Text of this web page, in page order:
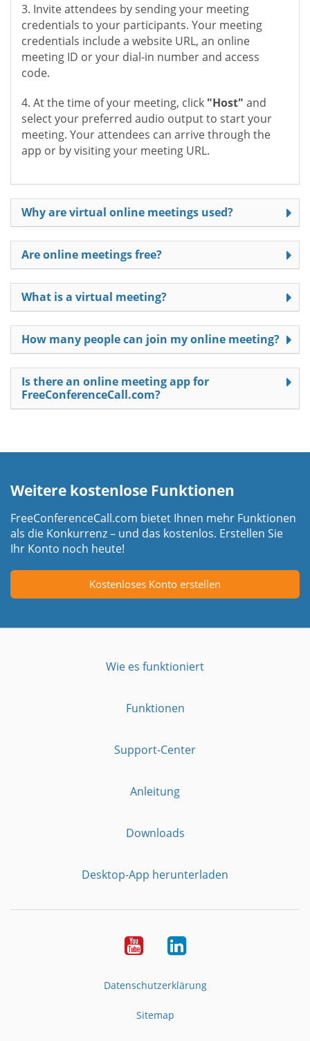
3. Invite attendees by sending your meeting
credentials to your participants. Your meeting
credentials include a website URL, an online
meeting ID or your dial-in number and access
code.
4. At the time of your meeting, click "Host" and
select your preferred audio output to start your
meeting. Your attendees can arrive through the
app or by visiting your meeting URL.
Why are virtual online meetings used?
Are online meetings free?
What is a virtual meeting?
How many people can join my online meeting?
Is there an online meeting app for
FreeConferenceCall.com?
Weitere kostenlose Funktionen
FreeConferenceCall.com bietet Ihnen mehr Funktionen
als die Konkurrenz – und das kostenlos. Erstellen Sie
Ihr Konto noch heute!
Kostenloses Konto erstellen
Wie es funktioniert
Funktionen
Support-Center
Anleitung
Downloads
Desktop-App herunterladen
YouTubeLinkedIn
Datenschutzerklärung
Sitemap